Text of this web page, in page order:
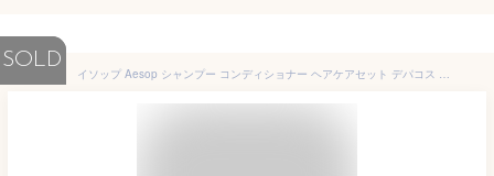
SOLD
イソップ Aesop シャンプー コンディショナー ヘアケアセット デパコス 女友達 誕生日 ギフトセット 【公式巾着＆BOX付き】 喜ばれるギフト 2026 香り 母の日